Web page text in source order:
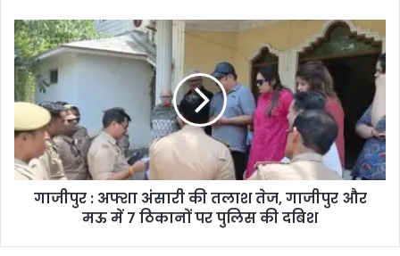
गाजीपुर : अफ्शा अंसारी की तलाश तेज, गाजीपुर और
मऊ में 7 ठिकानों पर पुलिस की दबिश